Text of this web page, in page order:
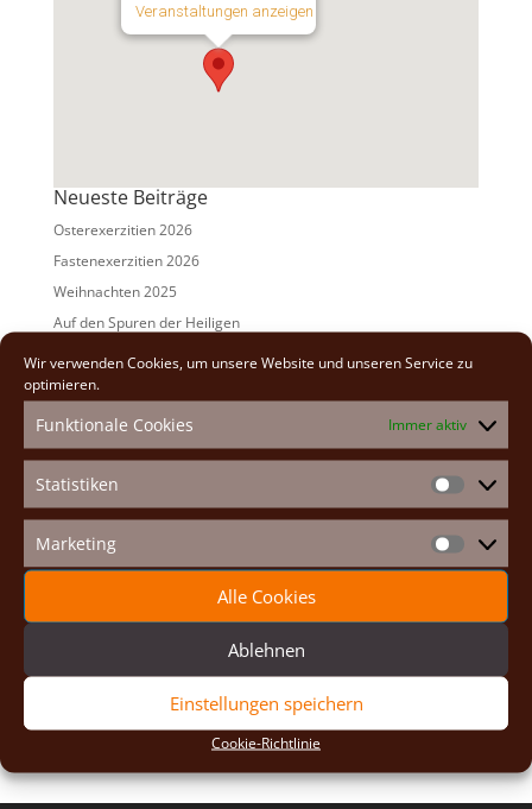
Wir verwenden Cookies, um unsere Website und unseren Service zu
optimieren.
Funktionale Cookies Immer aktiv
Statistiken
Marketing Marketing
Alle Cookies
Ablehnen
Einstellungen speichern
Cookie-Richtlinie
Veranstaltungen anzeigen
Neueste Beiträge
Osterexerzitien 2026
Fastenexerzitien 2026
Weihnachten 2025
Auf den Spuren der Heiligen
Adventexerzitien 2025
2026(2)
2025(7)
2024(5)
2023(13)
2022(9)
2020(2)